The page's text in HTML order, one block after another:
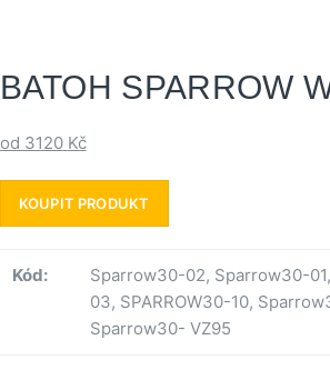
BATOH SPARROW
od 3120 Kč
KOUPIT PRODUKT
Kód:
Sparrow30-02, Sparrow30-
03, SPARROW30-10,
Sparrow30- VZ95